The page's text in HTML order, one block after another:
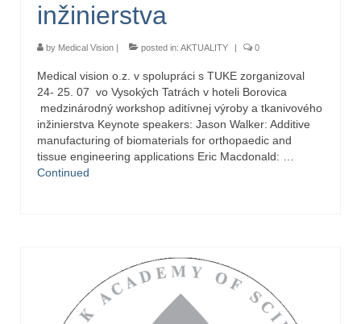
inžinierstva
by Medical Vision | posted in: AKTUALITY | 0
Medical vision o.z. v spolupráci s TUKE zorganizoval
24- 25. 07 vo Vysokých Tatrách v hoteli Borovica
medzinárodný workshop aditívnej výroby a tkanivového
inžinierstva Keynote speakers: Jason Walker: Additive
manufacturing of biomaterials for orthopaedic and
tissue engineering applications Eric Macdonald: …
Continued